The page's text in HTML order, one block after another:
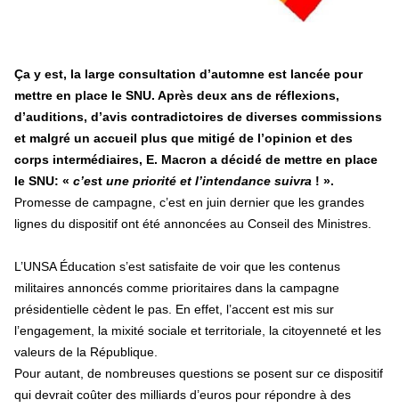
Ça y est, la large consultation d’automne est lancée pour
mettre en place le SNU. Après deux ans de réflexions,
d’auditions, d’avis contradictoires de diverses commissions
et malgré un accueil plus que mitigé de l’opinion et des
corps intermédiaires, E. Macron a décidé de mettre en place
le SNU: « c’est une priorité et l’intendance suivra ! ».
Promesse de campagne, c’est en juin dernier que les grandes
lignes du dispositif ont été annoncées au Conseil des Ministres.
L’UNSA Éducation s’est satisfaite de voir que les contenus
militaires annoncés comme prioritaires dans la campagne
présidentielle cèdent le pas. En effet, l’accent est mis sur
l’engagement, la mixité sociale et territoriale, la citoyenneté et les
valeurs de la République.
Pour autant, de nombreuses questions se posent sur ce dispositif
qui devrait coûter des milliards d’euros pour répondre à des